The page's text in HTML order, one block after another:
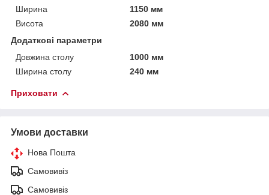
Ширина
1150 мм
Висота
2080 мм
Додаткові параметри
Довжина столу
1000 мм
Ширина столу
240 мм
Приховати
Умови доставки
Нова Пошта
Самовивіз
Самовивіз